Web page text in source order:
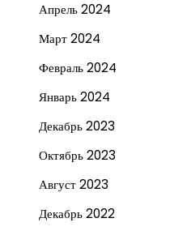
Апрель 2024
Март 2024
Февраль 2024
Январь 2024
Декабрь 2023
Октябрь 2023
Август 2023
Декабрь 2022